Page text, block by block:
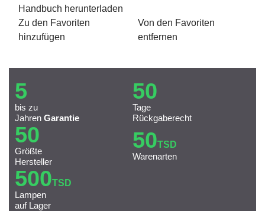
Handbuch herunterladen
Zu den Favoriten
hinzufügen
Von den Favoriten
entfernen
5
bis zu
Jahren Garantie
50
Tage
Rückgaberecht
50
Größte
Hersteller
50TSD
Warenarten
500TSD
Lampen
auf Lager